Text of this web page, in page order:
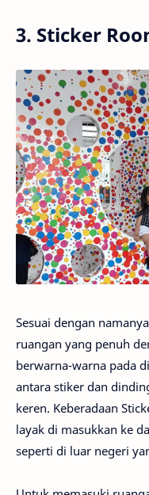
3. Sticker
Sesuai dengan
ruangan yang penuh
berwarna-warna pada
antara stiker dan
keren. Keberadaan
layak di masukkan ke
seperti di luar negeri